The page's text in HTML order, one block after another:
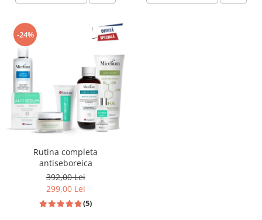
-24%
Rutina completa
antiseboreica
392,00 Lei
299,00 Lei
(5)